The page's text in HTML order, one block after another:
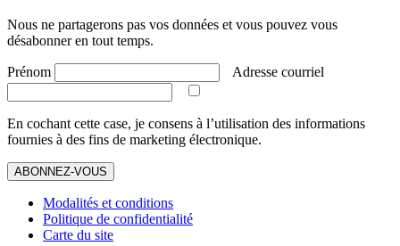
Nous ne partagerons pas vos données et vous pouvez vous
désabonner en tout temps.
Prénom Adresse courriel
En cochant cette case, je consens à l’utilisation des informations
fournies à des fins de marketing électronique.
ABONNEZ-VOUS
Modalités et conditions
Politique de confidentialité
Carte du site